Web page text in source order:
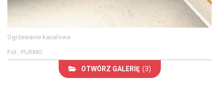
Ogrzewanie kanałowe
Fot.: PURMO
OTWÓRZ GALERIĘ (3)